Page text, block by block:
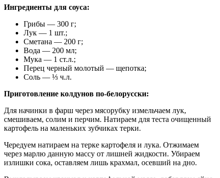
Ингредиенты для соуса:
Грибы — 300 г;
Лук — 1 шт.;
Сметана — 200 г;
Вода — 200 мл;
Мука — 1 ст.л.;
Перец черный молотый — щепотка;
Соль — ⅓ ч.л.
Приготовление колдунов по-белорусски:
Для начинки в фарш через мясорубку измельчаем лук,
смешиваем, солим и перчим. Натираем для теста очищенный
картофель на маленьких зубчиках терки.
Чередуем натираем на терке картофеля и лука. Отжимаем
через марлю данную массу от лишней жидкости. Убираем
излишки сока, оставляем лишь крахмал, осевший на дно.